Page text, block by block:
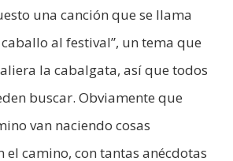
una canción que se llama
al festival”, un tema que
la cabalgata, así que todos
buscar. Obviamente que
van naciendo cosas
el camino, con tantas anécdotas